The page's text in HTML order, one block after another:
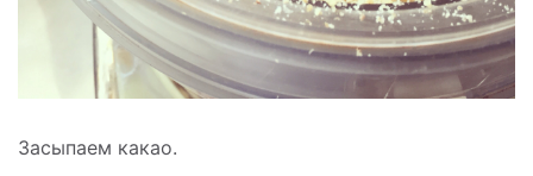
Засыпаем какао.